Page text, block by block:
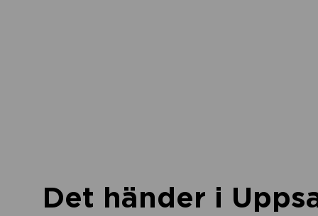
Det händer i